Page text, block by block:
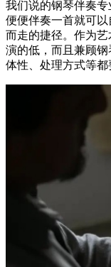
我们说的钢琴伴奏
便便伴奏一首就可
而走的捷径。作为
演的低，而且兼顾
体性、处理方式等都